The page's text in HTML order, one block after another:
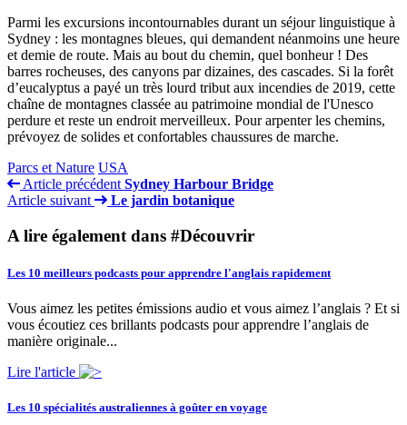
Parmi les excursions incontournables durant un séjour linguistique à
Sydney : les montagnes bleues, qui demandent néanmoins une heure
et demie de route. Mais au bout du chemin, quel bonheur ! Des
barres rocheuses, des canyons par dizaines, des cascades. Si la forêt
d’eucalyptus a payé un très lourd tribut aux incendies de 2019, cette
chaîne de montagnes classée au patrimoine mondial de l'Unesco
perdure et reste un endroit merveilleux. Pour arpenter les chemins,
prévoyez de solides et confortables chaussures de marche.
Parcs et Nature USA
Article précédent Sydney Harbour Bridge
Article suivant
Le jardin botanique
A lire également dans #Découvrir
Les 10 meilleurs podcasts pour apprendre l'anglais rapidement
Vous aimez les petites émissions audio et vous aimez l’anglais ? Et si
vous écoutiez ces brillants podcasts pour apprendre l’anglais de
manière originale...
Lire l'article
Les 10 spécialités australiennes à goûter en voyage